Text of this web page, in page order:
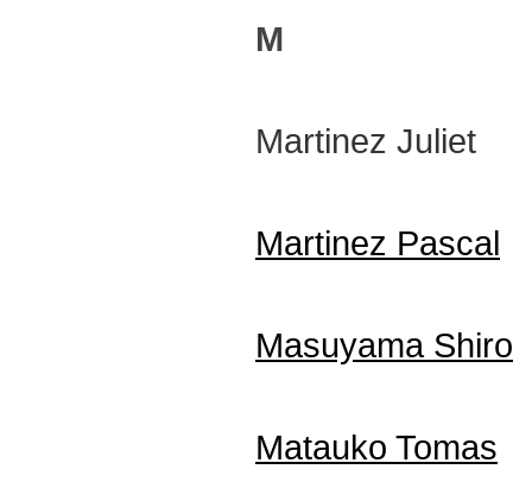
M
Martinez Juliet
Martinez Pascal
Masuyama Shiro
Matauko Tomas